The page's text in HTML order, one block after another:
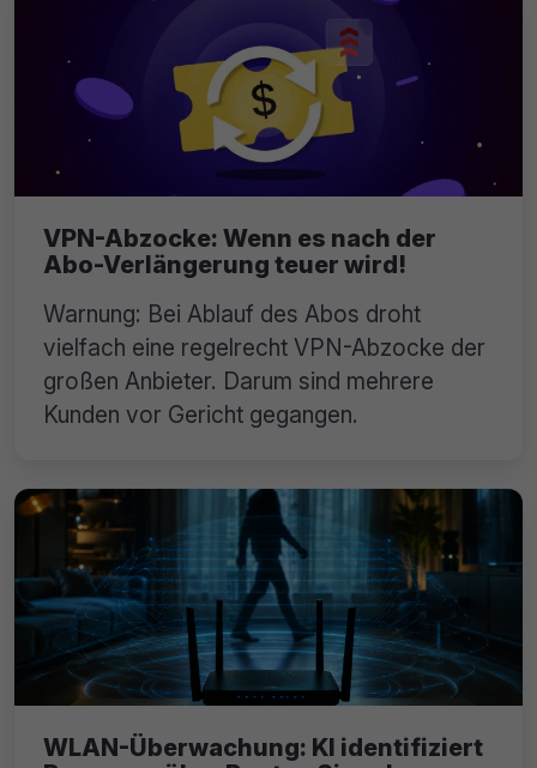
VPN-Abzocke: Wenn es nach der
Abo-Verlängerung teuer wird!
Warnung: Bei Ablauf des Abos droht
vielfach eine regelrecht VPN-Abzocke der
großen Anbieter. Darum sind mehrere
Kunden vor Gericht gegangen.
WLAN-Überwachung: KI identifiziert